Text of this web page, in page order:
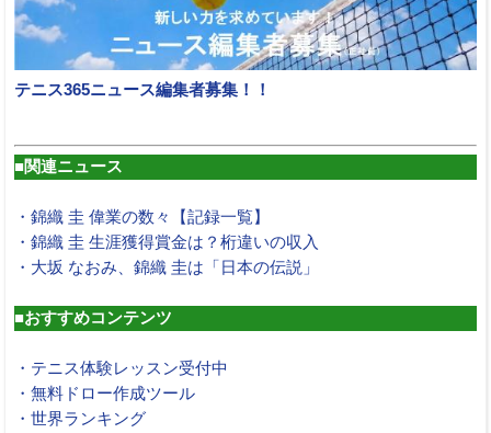
テニス365ニュース編集者募集！！
■関連ニュース
・錦織 圭 偉業の数々【記録一覧】
・錦織 圭 生涯獲得賞金は？桁違いの収入
・大坂 なおみ、錦織 圭は「日本の伝説」
■おすすめコンテンツ
・テニス体験レッスン受付中
・無料ドロー作成ツール
・世界ランキング